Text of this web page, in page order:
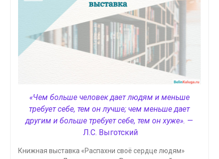
«Чем больше человек дает людям и меньше
требует себе, тем он лучше; чем меньше дает
другим и больше требует себе, тем он хуже». —
Л.С. Выготский
Книжная выставка «Распахни своё сердце людям»